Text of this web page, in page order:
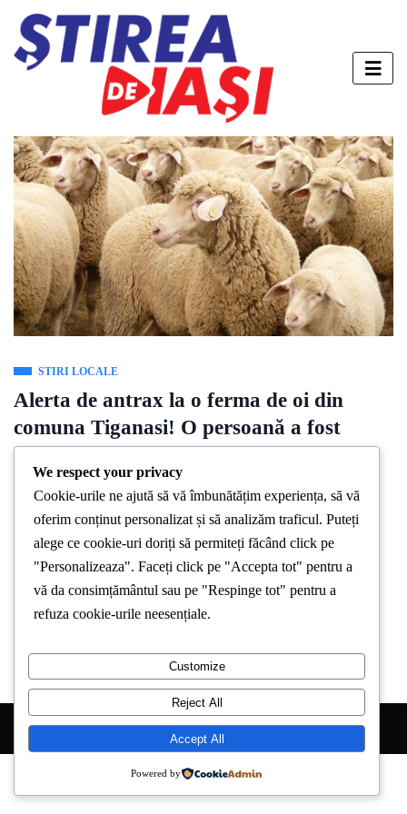
STIRI LOCALE
Alerta de antrax la o ferma de oi din
comuna Tiganasi! O persoană a fost
internată în cadrul Spitalului “Sf.
Spiridon” din Iași cu suspiciune de
antrax cutanat
Stirea De Iasi July 20, 2023
Se discută din nou despre un caz de antrax la o fermă de oi și
capre din comuna Țigănași, după
Copyright © 2026 Stirea de Iasi. All Right Reserved.
We respect your privacy
Cookie-urile ne ajută să vă îmbunătățim experiența, să vă
oferim conținut personalizat și să analizăm traficul. Puteți
alege ce cookie-uri doriți să permiteți făcând click pe
"Personalizeaza". Faceți click pe "Accepta tot" pentru a
vă da consimțământul sau pe "Respinge tot" pentru a
refuza cookie-urile neesențiale.
Customize
Reject All
Accept All
Powered by